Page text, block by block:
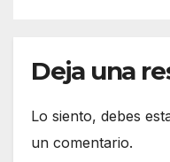
Deja una
Lo siento, debes
un comentario.